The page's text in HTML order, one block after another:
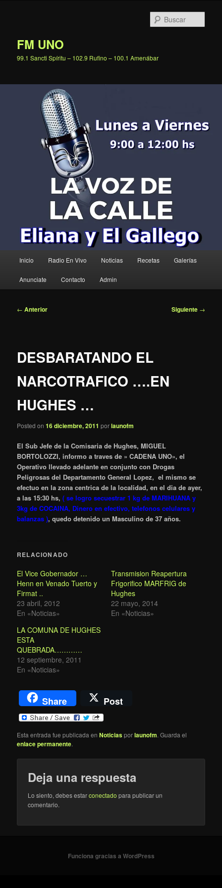
FM UNO
99.1 Sancti Spíritu – 102.9 Rufino – 100.1 Amenábar
principal
Inicio Radio En Vivo Noticias Recetas Galerías
Anunciate Contacto Admin
Navegación
← Anterior Siguiente →
DESBARATANDO EL
NARCOTRAFICO ….EN
HUGHES …
Posted on16 diciembre, 2011 porlaunofm
El Sub Jefe de la Comisaria de Hughes, MIGUEL
BORTOLOZZI, informo a traves de » CADENA UNO», el
Operativo llevado adelante en conjunto con Drogas
Peligrosas del Departamento General Lopez, el mismo se
efectuo en la zona centrica de la localidad, en el dia de ayer,
a las 15:30 hs,( se logro secuestrar 1 kg de MARIHUANA y
3kg de COCAINA, Dinero en efectivo, telefonos celulares y
balanzas ), quedo detenido un Masculino de 37 años.
RELACIONADO
El Vice Gobernador …
Henn en Venado Tuerto y
Firmat ..
23 abril, 2012
En «Noticias»
Transmision Reapertura
Frigorifico MARFRIG de
Hughes
22 mayo, 2014
En «Noticias»
LA COMUNA DE HUGHES
ESTA
QUEBRADA…………
12 septiembre, 2011
En «Noticias»
Share Post
Esta entrada fue publicada enNoticiasporlaunofm. Guarda el
enlace permanente.
Deja una respuesta
Lo siento, debes estarconectado para publicar un
comentario.
Funciona gracias a WordPress